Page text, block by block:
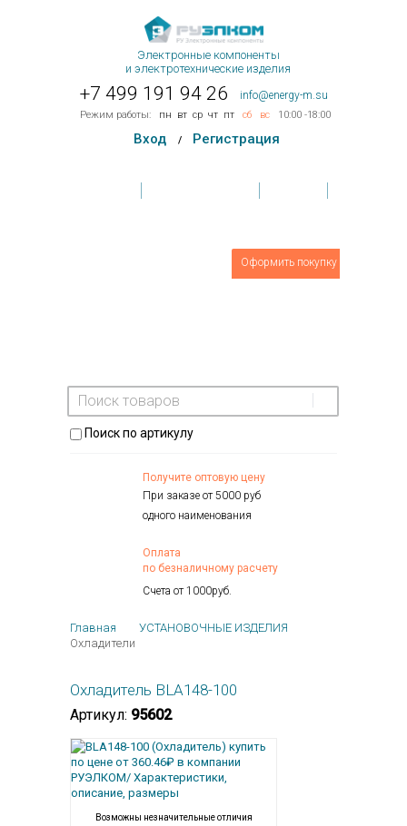
Электронные компоненты
и электротехнические изделия
+7 499 191 94 26 info@energy-m.su
Режим работы: пн вт ср чт пт сб вс 10:00 -18:00
Вход / Регистрация
Оформить покупку
Поиск по артикулу
Получите оптовую цену
При заказе от 5000 руб
одного наименования
Оплата
по безналичному расчету
Счета от 1000руб.
Главная
УСТАНОВОЧНЫЕ ИЗДЕЛИЯ
Охладители
Охладитель BLA148-100
Артикул: 95602
Возможны незначительные отличия